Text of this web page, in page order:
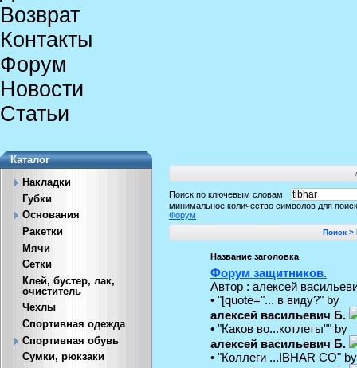
Возврат
Контакты
Форум
Новости
Статьи
Каталог
Накладки
Губки
Основания
Ракетки
Мячи
Сетки
Клей, бустер, лак,
очиститель
Чехлы
Спортивная одежда
Спортивная обувь
Сумки, рюкзаки
Поиск по ключевым словам
минимальное количество символов для
Форум
Поиск
Название заголовка
Форум защитников.
Автор : алексей
• "[quote="... в виду?" by
алексей васильевич Б.
• "Каков во...котлеты"" by
алексей васильевич Б.
• "Коллеги ...IBHAR CO" by